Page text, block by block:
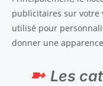
publicitaires sur votre
utilisé pour
donner une
Les